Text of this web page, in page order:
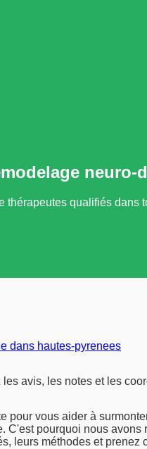
neuro-
thérapeutes qualifiés dans
dans hautes-pyrenees
avis, les notes et les
pour vous aider à
C'est pourquoi nous
leurs méthodes et